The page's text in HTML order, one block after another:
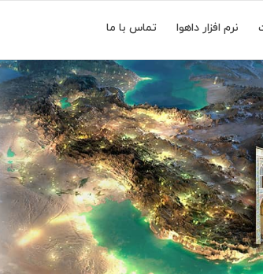
نرم افزار داهوا تماس با ما
نمایندگی داهوا اراک استان مرکزی